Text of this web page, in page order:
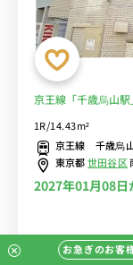
京王線「千歳烏山
1R/14.43m²
京王線 千歳烏
東京都世田谷区
2027年01月08日
お急ぎのお客